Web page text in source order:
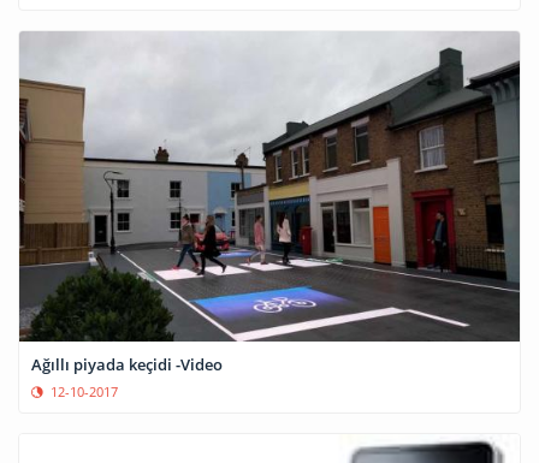
Ağıllı piyada keçidi -Video
12-10-2017